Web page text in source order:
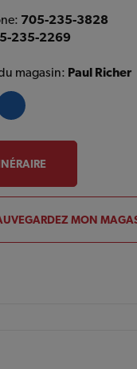
705-235-3828
235-2269
magasin: Paul Richer
MON